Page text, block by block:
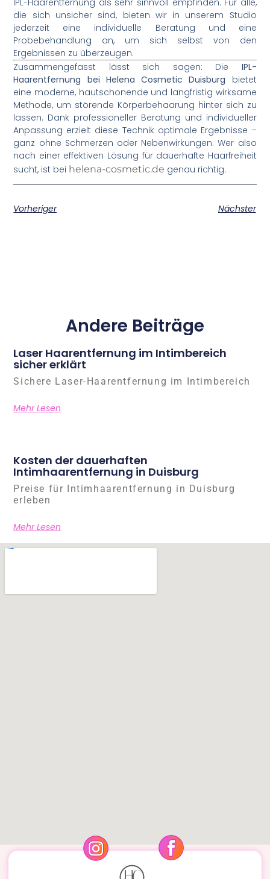
die sich unsicher sind, bieten wir in unserem Studio
jederzeit eine individuelle Beratung und eine
Probebehandlung an, um sich selbst von den
Ergebnissen zu überzeugen.
Zusammengefasst lässt sich sagen: Die IPL-
Haarentfernung bei Helena Cosmetic Duisburg bietet
eine moderne, hautschonende und langfristig wirksame
Methode, um störende Körperbehaarung hinter sich zu
lassen. Dank professioneller Beratung und individueller
Anpassung erzielt diese Technik optimale Ergebnisse –
ganz ohne Schmerzen oder Nebenwirkungen. Wer also
nach einer effektiven Lösung für dauerhafte Haarfreiheit
sucht, ist bei helena-cosmetic.de genau richtig.
Vorheriger Nächster
Andere Beiträge
Laser Haarentfernung im Intimbereich
sicher erklärt
Sichere Laser-Haarentfernung im Intimbereich
Mehr Lesen
Kosten der dauerhaften
Intimhaarentfernung in Duisburg
Preise für Intimhaarentfernung in Duisburg
erleben
Mehr Lesen